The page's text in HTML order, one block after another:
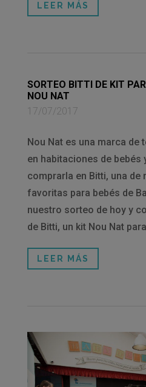
LEER MÁS
SORTEO BITTI DE KIT
NOU NAT
17/07/2017
Nou Nat es una marca de
en habitaciones de bebés
comprarla en Bitti, una de
favoritas para bebés de
nuestro sorteo de hoy y
de Bitti, un kit Nou Nat
LEER MÁS